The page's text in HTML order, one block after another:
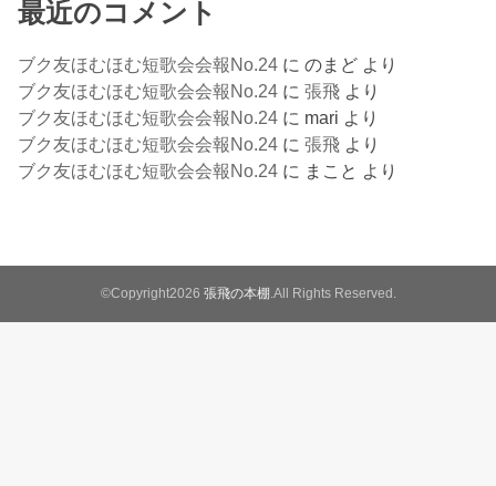
最近のコメント
ブク友ほむほむ短歌会会報No.24 にのまど より
ブク友ほむほむ短歌会会報No.24 に張飛 より
ブク友ほむほむ短歌会会報No.24 に mari より
ブク友ほむほむ短歌会会報No.24 に張飛 より
ブク友ほむほむ短歌会会報No.24 に まこと より
©Copyright2026 張飛の本棚 .All Rights Reserved.